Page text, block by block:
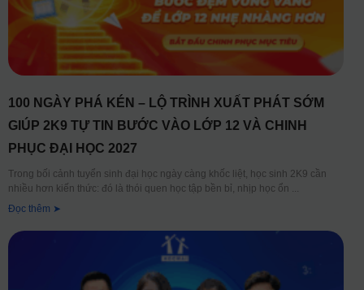
100 NGÀY PHÁ KÉN – LỘ TRÌNH XUẤT PHÁT SỚM
GIÚP 2K9 TỰ TIN BƯỚC VÀO LỚP 12 VÀ CHINH
PHỤC ĐẠI HỌC 2027
Trong bối cảnh tuyển sinh đại học ngày càng khốc liệt, học sinh 2K9 cần
nhiều hơn kiến thức: đó là thói quen học tập bền bỉ, nhịp học ổn
Đọc thêm ➤